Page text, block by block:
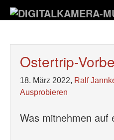
Hauptinhalt
Ostertrip-
18. März 2022, Ralf
Ausprobieren
Was mitnehmen auf